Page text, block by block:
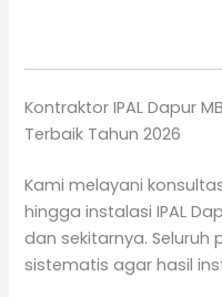
Kontraktor IPAL Dapur
Terbaik Tahun 2026
Kami melayani
hingga instalasi IPAL
dan sekitarnya. Seluruh
sistematis agar hasil